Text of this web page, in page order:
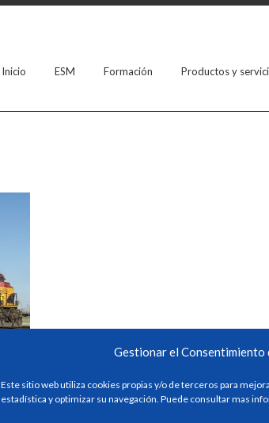
Gestionar el Consentimiento
Este sitio web utiliza cookies propias y/o de terceros para
estadística y optimizar su navegación. Puede consultar mas
Inicio ESM Formación Productos y